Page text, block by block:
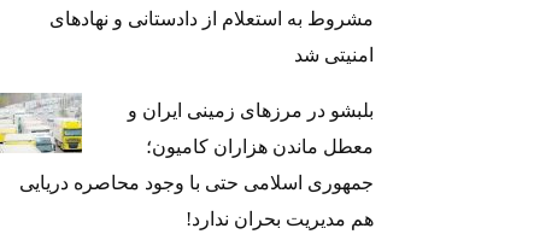
مشروط به استعلام از دادستانی و نهادهای
امنیتی شد
بلبشو در مرزهای زمینی ایران و
معطل ماندن هزاران کامیون؛
جمهوری اسلامی حتی با وجود محاصره دریایی
هم مدیریت بحران ندارد!